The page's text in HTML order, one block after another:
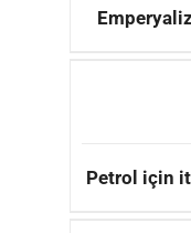
Petrol için